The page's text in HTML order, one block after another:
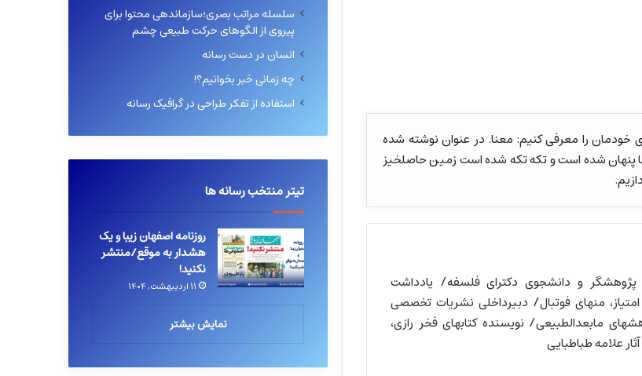
خودمان را معرفی کنیم: معنا. در عنوان نوشته شده
پنهان شده است و تکه تکه شده است زمین حاصلخیز
پژوهشگر و دانشجوی دکترای فلسفه/ یادداشت
امتیاز، منهای فوتبال/ دبیرداخلی نشریات تخصصی
مابعدالطبیعی/ نویسنده کتابهای فخر رازی،
علامه طباطبایی
سلسله مراتب بصری؛سازماندهی محتوا برای
پیروی از الگوهای حرکت طبیعی چشم
انسان در دست رسانه
چه زمانی خبر بخوانیم؟!
استفاده از تفکر طراحی در گرافیک رسانه
تیتر منتخب رسانه ها
روزنامه اصفهان زیبا و یک
هشدار به موقع/منتشر
نکنید!
۱۱ اردیبهشت, ۱۴۰۴
نمایش بیشتر